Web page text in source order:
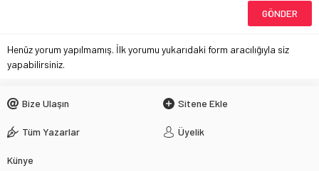
Henüz yorum yapılmamış. İlk yorumu yukarıdaki form aracılığıyla siz
yapabilirsiniz.
Bize Ulaşın Sitene Ekle
Tüm Yazarlar Üyelik
Künye